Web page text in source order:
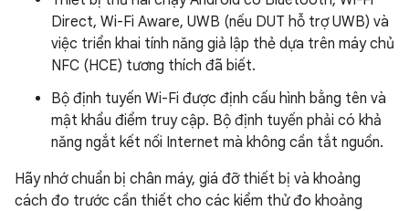
Direct, Wi-Fi Aware, UWB (nếu DUT hỗ trợ UWB) và
việc triển khai tính năng giả lập thẻ dựa trên máy chủ
NFC (HCE) tương thích đã biết.
Bộ định tuyến Wi-Fi được định cấu hình bằng tên và
mật khẩu điểm truy cập. Bộ định tuyến phải có khả
năng ngắt kết nối Internet mà không cần tắt nguồn.
Hãy nhớ chuẩn bị chân máy, giá đỡ thiết bị và khoảng
cách đo trước cần thiết cho các kiểm thử đo khoảng